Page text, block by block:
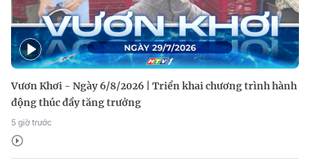
Vươn Khơi - Ngày 6/8/2026 | Triển khai chương trình hành
động thúc đẩy tăng trưởng
5 giờ trước